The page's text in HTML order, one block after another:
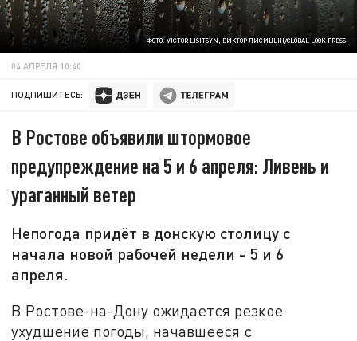
ФОТО: VICTOR LISITSYN, ВИКТОР ЛИСИЦЫН/GLOBAL LOOK PRESS
04 АПРЕЛЯ 10:40
ПОДПИШИТЕСЬ:
В Ростове объявили штормовое
предупреждение на 5 и 6 апреля: Ливень и
ураганный ветер
Непогода придёт в донскую столицу с
начала новой рабочей недели - 5 и 6
апреля.
В Ростове-на-Дону ожидается резкое
ухудшение погоды, начавшееся с